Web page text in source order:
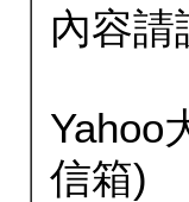
內容請
Yahoo
信箱)